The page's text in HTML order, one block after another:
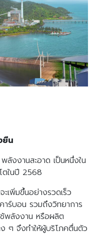
ยืน
งงานสะอาด เป็นหนึ่งใน
ตในปี 2568
เพิ่มขึ้นอย่างรวดเร็ว
าร์บอน รวมถึงวิทยาการ
พลังงาน หรือผลิต
ๆ จึงทำให้ผู้บริโภคตื่นตัว